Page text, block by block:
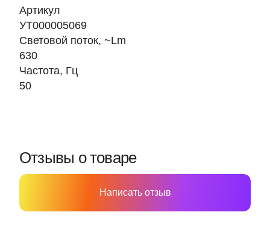
Артикул
УТ000005069
Световой поток, ~Lm
630
Частота, Гц
50
Отзывы о товаре
Написать отзыв